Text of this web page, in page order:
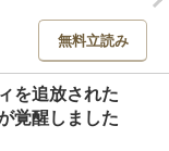
無料立読み
を追放された
覚醒しました